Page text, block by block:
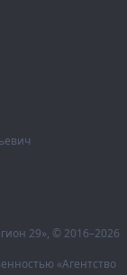
29», © 2016–2026
«Агентство